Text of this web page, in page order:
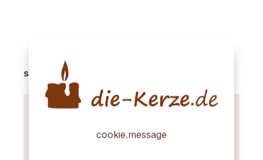
Produktgalerie überspringen
sinnvolles Zubehör
cookie.message